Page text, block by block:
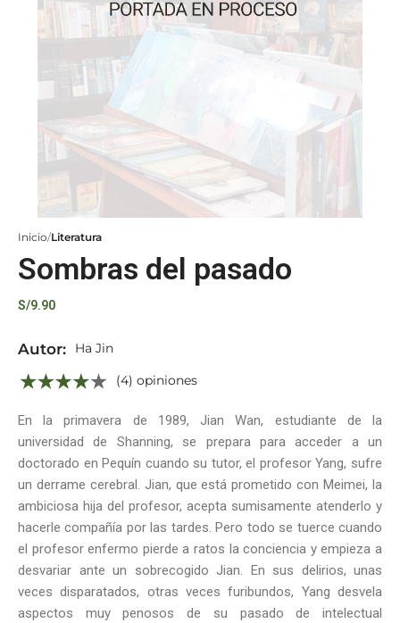
Inicio Literatura
Sombras del pasado
S/9.90
Autor:
Ha Jin
(4) opiniones
En la primavera de 1989, Jian Wan, estudiante de la
universidad de Shanning, se prepara para acceder a un
doctorado en Pequín cuando su tutor, el profesor Yang, sufre
un derrame cerebral. Jian, que está prometido con Meimei, la
ambiciosa hija del profesor, acepta sumisamente atenderlo y
hacerle compañía por las tardes. Pero todo se tuerce cuando
el profesor enfermo pierde a ratos la conciencia y empieza a
desvariar ante un sobrecogido Jian. En sus delirios, unas
veces disparatados, otras veces furibundos, Yang desvela
aspectos muy penosos de su pasado de intelectual